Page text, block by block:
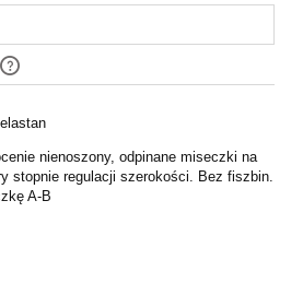
kosztów płatności
nienoszony, odpinane miseczki na
stopnie regulacji szerokości. Bez fiszbin.
A-B